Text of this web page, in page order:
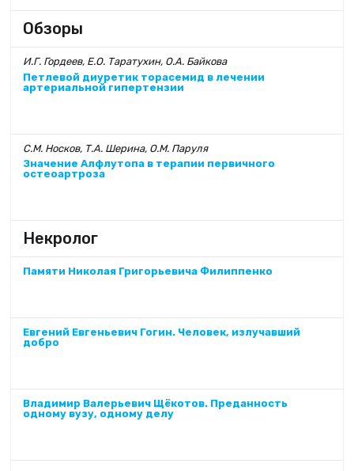
Обзоры
И.Г. Гордеев, Е.О. Таратухин, О.А. Байкова
Петлевой диуретик торасемид в лечении
артериальной гипертензии
С.М. Носков, Т.А. Шерина, О.М. Паруля
Значение Алфлутопа в терапии первичного
остеоартроза
Некролог
Памяти Николая Григорьевича Филиппенко
Евгений Евгеньевич Гогин. Человек, излучавший
добро
Владимир Валерьевич Щёкотов. Преданность
одному вузу, одному делу